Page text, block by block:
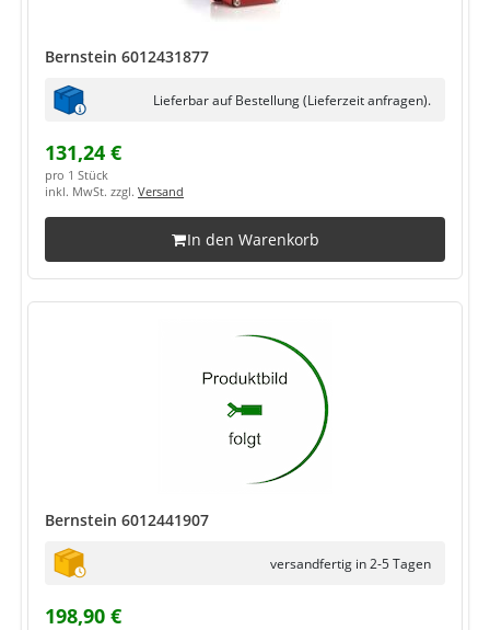
Bernstein 6012431877
Lieferbar auf Bestellung (Lieferzeit anfragen).
131,24 €
pro 1 Stück
inkl. MwSt. zzgl. Versand
In den Warenkorb
Bernstein 6012441907
versandfertig in 2-5 Tagen
198,90 €